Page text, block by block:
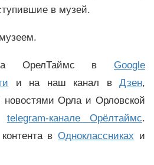
в музей.
на ОрелТаймс в Google
и на наш канал вДзен,
новостями Орла и Орловской
telegram-канале Орёлтаймс.
контента вОдноклассниках и